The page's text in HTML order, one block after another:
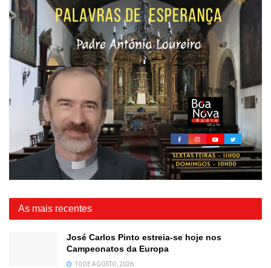
As mais recentes
José Carlos Pinto estreia-se hoje nos
Campeonatos da Europa
10 DE AGOSTO, 2026